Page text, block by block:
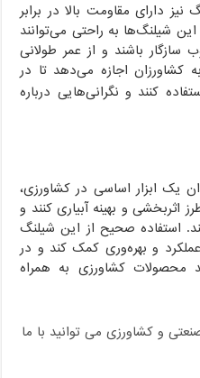
دارای مقاومت بالا در برابر
شیلنگ‌ها به راحتی می‌توانند
سازگار باشند و از عمر طولانی
کشاورزان اجازه می‌دهد تا در
کنند و نگرانی‌هایی درباره
یک ابزار اساسی در کشاورزی،
اثربخشی و بهینه آبیاری کنند و
استفاده صحیح از این شیلنگ
و بهره‌وری کمک کند و در
محصولات کشاورزی به همراه
و کشاورزی می توانید با ما